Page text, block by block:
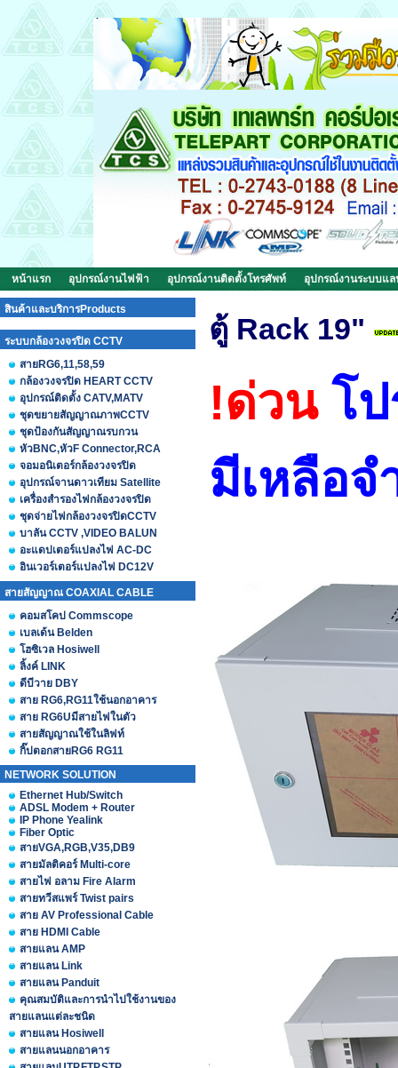
หน้าแรก อุปกรณ์งานไฟฟ้า อุปกรณ์งานติดตั้งโทรศัพท์ อุปกรณ์งานระบบแล
สินค้าและบริการProducts
ระบบกล้องวงจรปิด CCTV
สายRG6,11,58,59
กล้องวงจรปิด HEART CCTV
อุปกรณ์ติดตั้ง CATV,MATV
ชุดขยายสัญญาณภาพCCTV
ชุดป้องกันสัญญาณรบกวน
หัวBNC,หัวF Connector,RCA
จอมอนิเตอร์กล้องวงจรปิด
อุปกรณ์จานดาวเทียม Satellite
เครื่องสำรองไฟกล้องวงจรปิด
ชุดจ่ายไฟกล้องวงจรปิดCCTV
บาลัน CCTV ,VIDEO BALUN
อะแดปเตอร์แปลงไฟ AC-DC
อินเวอร์เตอร์แปลงไฟ DC12V
สายสัญญาณ COAXIAL CABLE
คอมสโคป Commscope
เบลเด้น Belden
โฮซิเวล Hosiwell
ลิ้งค์ LINK
ดีบีวาย DBY
สาย RG6,RG11ใช้นอกอาคาร
สาย RG6Uมีสายไฟในตัว
สายสัญญาณใช้ในลิฟท์
กิ๊ปตอกสายRG6 RG11
NETWORK SOLUTION
Ethernet Hub/Switch
ADSL Modem + Router
IP Phone Yealink
Fiber Optic
สายVGA,RGB,V35,DB9
สายมัลติคอร์ Multi-core
สายไฟ อลาม Fire Alarm
สายทวีสแพร์ Twist pairs
สาย AV Professional Cable
สาย HDMI Cable
สายแลน AMP
สายแลน Link
สายแลน Panduit
คุณสมบัติและการนำไปใช้งานของ
สายแลนแต่ละชนิด
สายแลน Hosiwell
สายแลนนอกอาคาร
ตู้ Rack 19"
!ด่วน โ
มีเหลือ